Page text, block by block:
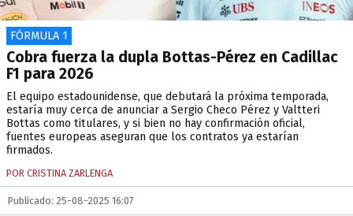
FÓRMULA 1
Cobra fuerza la dupla Bottas-Pérez en Cadillac
F1 para 2026
El equipo estadounidense, que debutará la próxima temporada,
estaría muy cerca de anunciar a Sergio Checo Pérez y Valtteri
Bottas como titulares, y si bien no hay confirmación oficial,
fuentes europeas aseguran que los contratos ya estarían
firmados.
POR CRISTINA ZARLENGA
Publicado: 25-08-2025 16:07